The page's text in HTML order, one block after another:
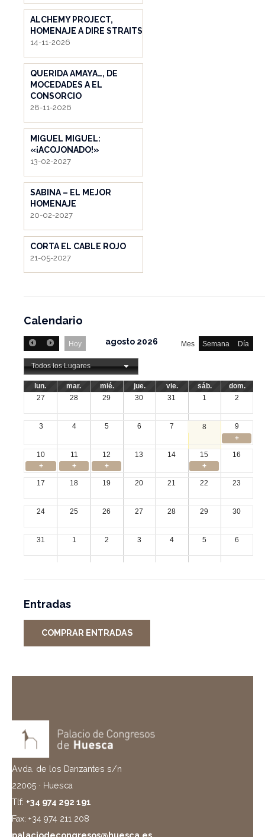
ALCHEMY PROJECT,
HOMENAJE A DIRE STRAITS
14-11-2026
QUERIDA AMAYA…, DE
MOCEDADES A EL
CONSORCIO
28-11-2026
MIGUEL MIGUEL:
«¡ACOJONADO!»
13-02-2027
SABINA – EL MEJOR
HOMENAJE
20-02-2027
CORTA EL CABLE ROJO
21-05-2027
Calendario
Hoy Mes Semana Día
agosto 2026
Todos los Lugares
lun. mar. mié. jue. vie. sáb.
dom.
27
28 29 30 31 1 2
3 4 5 6 7 8
9
+
10
11 12 13 14 15
16
+
+ + +
17 18 19 20 21 22 23
24 25 26 27 28 29 30
31 1 2 3 4 5 6
Entradas
COMPRAR ENTRADAS
Avda. de los Danzantes s/n
22005 · Huesca
Tlf: +34 974 292 191
Fax: +34 974 211 208
palaciodecongresos@huesca.es